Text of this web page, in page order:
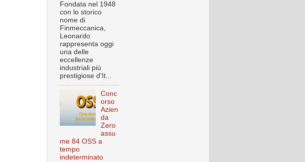
Fondata nel 1948
con lo storico
nome di
Finmeccanica,
Leonardo
rappresenta oggi
una delle
eccellenze
industriali più
prestigiose d'It...
Conc
orso
Azien
da
Zero
assu
me 84 OSS a
tempo
indeterminato